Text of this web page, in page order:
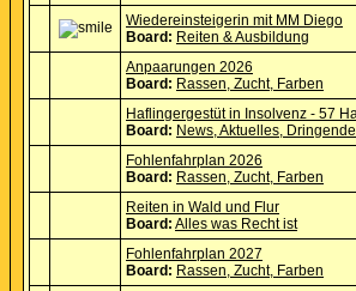
Wiedereinsteigerin mit MM Diego
Board: Reiten & Ausbildung
Anpaarungen 2026
Board: Rassen, Zucht, Farben
Haflingergestüt in Insolvenz - 57
Board: News, Aktuelles,
Fohlenfahrplan 2026
Board: Rassen, Zucht, Farben
Reiten in Wald und Flur
Board: Alles was Recht ist
Fohlenfahrplan 2027
Board: Rassen, Zucht, Farben